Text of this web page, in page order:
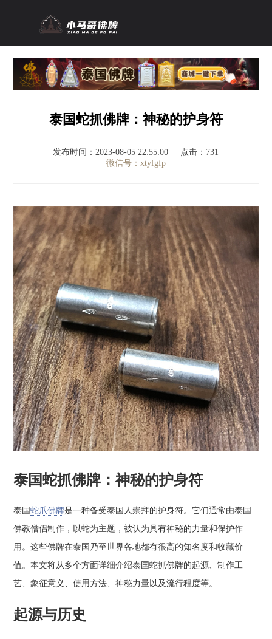
泰国蛇抓佛牌：神秘的护身符
发布时间：2023-08-05 22:55:00
点击：731
微信号：xtyfgfp
泰国蛇抓佛牌：神秘的护身符
泰国蛇爪佛牌是一种备受泰国人崇拜的护身符。它们通常由泰国
佛教僧侣制作，以蛇为主题，被认为具有神秘的力量和保护作
用。这些佛牌在泰国乃至世界各地都有很高的知名度和收藏价
值。本文将从多个方面详细介绍泰国蛇抓佛牌的起源、制作工
艺、象征意义、使用方法、神秘力量以及流行程度等。
起源与历史